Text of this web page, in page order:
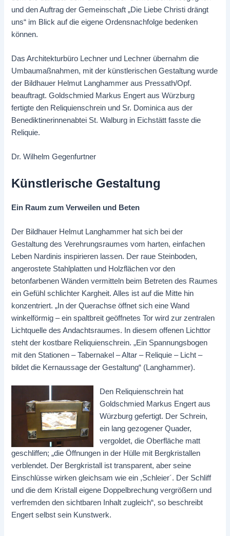
und den Auftrag der Gemeinschaft „Die Liebe Christi drängt
uns“ im Blick auf die eigene Ordensnachfolge bedenken
können.
Das Architekturbüro Lechner und Lechner übernahm die
Umbaumaßnahmen, mit der künstlerischen Gestaltung wurde
der Bildhauer Helmut Langhammer aus Pressath/Opf.
beauftragt. Goldschmied Markus Engert aus Würzburg
fertigte den Reliquienschrein und Sr. Dominica aus der
Benediktinerinnenabtei St. Walburg in Eichstätt fasste die
Reliquie.
Dr. Wilhelm Gegenfurtner
Künstlerische Gestaltung
Ein Raum zum Verweilen und Beten
Der Bildhauer Helmut Langhammer hat sich bei der
Gestaltung des Verehrungsraumes vom harten, einfachen
Leben Nardinis inspirieren lassen. Der raue Steinboden,
angerostete Stahlplatten und Holzflächen vor den
betonfarbenen Wänden vermitteln beim Betreten des Raumes
ein Gefühl schlichter Kargheit. Alles ist auf die Mitte hin
konzentriert. „In der Querachse öffnet sich eine Wand
winkelförmig – ein spaltbreit geöffnetes Tor wird zur zentralen
Lichtquelle des Andachtsraumes. In diesem offenen Lichttor
steht der kostbare Reliquienschrein. „Ein Spannungsbogen
mit den Stationen – Tabernakel – Altar – Reliquie – Licht –
bildet die Kernaussage der Gestaltung“ (Langhammer).
Den Reliquienschrein hat
Goldschmied Markus Engert aus
Würzburg gefertigt. Der Schrein,
ein lang gezogener Quader,
vergoldet, die Oberfläche matt
geschliffen; „die Öffnungen in der Hülle mit Bergkristallen
verblendet. Der Bergkristall ist transparent, aber seine
Einschlüsse wirken gleichsam wie ein ,Schleier´. Der Schliff
und die dem Kristall eigene Doppelbrechung vergrößern und
verfremden den sichtbaren Inhalt zugleich“, so beschreibt
Engert selbst sein Kunstwerk.